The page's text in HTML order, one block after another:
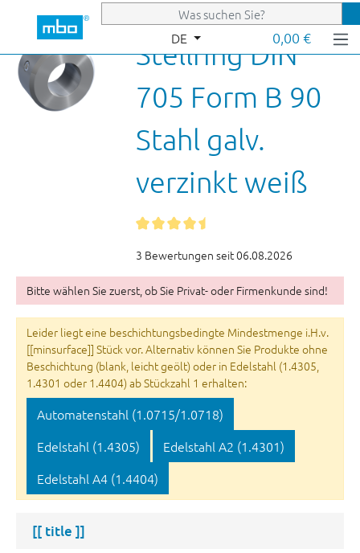
Zum Hauptinhalt springen
DE 0,00 €
Stellring DIN
705 Form B 90
Stahl galv.
verzinkt weiß
3 Bewertungen seit 06.08.2026
Bitte wählen Sie zuerst, ob Sie Privat- oder Firmenkunde sind!
Leider liegt eine beschichtungsbedingte Mindestmenge i.H.v.
[[minsurface]] Stück vor. Alternativ können Sie Produkte ohne
Beschichtung (blank, leicht geölt) oder in Edelstahl (1.4305,
1.4301 oder 1.4404) ab Stückzahl 1 erhalten:
Automatenstahl (1.0715/1.0718)
Edelstahl (1.4305)
Edelstahl A2 (1.4301)
Edelstahl A4 (1.4404)
[[ title ]]